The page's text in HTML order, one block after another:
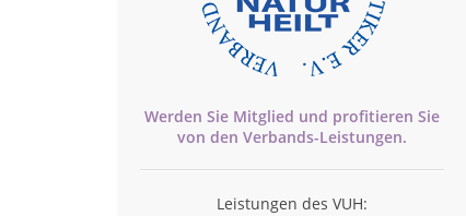
Werden Sie Mitglied und profitieren Sie
von den Verbands-Leistungen.
Leistungen des VUH: